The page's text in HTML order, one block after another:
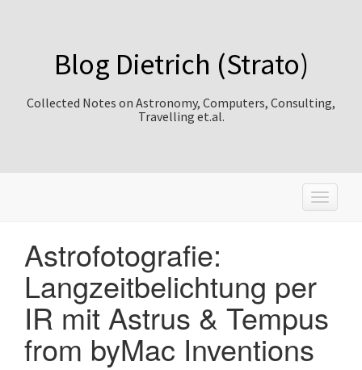
Blog Dietrich (Strato)
Collected Notes on Astronomy, Computers, Consulting,
Travelling et.al.
T
o
a
v
Astrofotografie:
Langzeitbelichtung per
IR mit Astrus & Tempus
from byMac Inventions